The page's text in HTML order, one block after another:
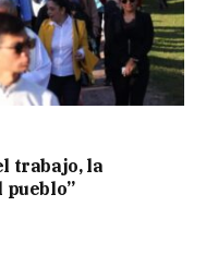
trabajo, la
pueblo”